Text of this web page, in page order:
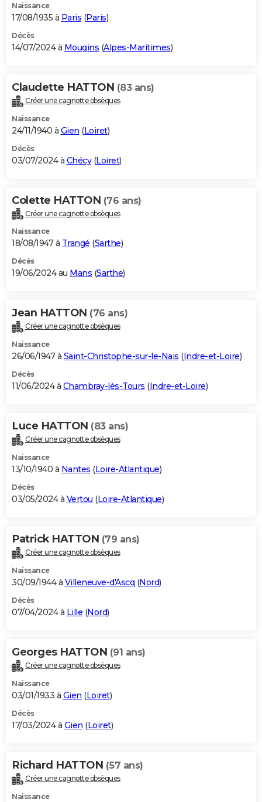
Naissance
17/08/1935 à Paris (Paris)
Décès
14/07/2024 à Mougins (Alpes-Maritimes)
Claudette HATTON (83 ans)
Créer une cagnotte obsèques
Naissance
24/11/1940 à Gien (Loiret)
Décès
03/07/2024 à Chécy(Loiret)
Colette HATTON (76 ans)
Créer une cagnotte obsèques
Naissance
18/08/1947 à Trangé (Sarthe)
Décès
19/06/2024 au Mans (Sarthe)
Jean HATTON (76 ans)
Créer une cagnotte obsèques
Naissance
26/06/1947 à Saint-Christophe-sur-le-Nais (Indre-et-Loire)
Décès
11/06/2024 à Chambray-lès-Tours (Indre-et-Loire)
Luce HATTON (83 ans)
Créer une cagnotte obsèques
Naissance
13/10/1940 à Nantes (Loire-Atlantique)
Décès
03/05/2024 à Vertou (Loire-Atlantique)
Patrick HATTON (79 ans)
Créer une cagnotte obsèques
Naissance
30/09/1944 à Villeneuve-d'Ascq (Nord)
Décès
07/04/2024 à Lille (Nord)
Georges HATTON (91 ans)
Créer une cagnotte obsèques
Naissance
03/01/1933 à Gien (Loiret)
Décès
17/03/2024 à Gien (Loiret)
Richard HATTON (57 ans)
Créer une cagnotte obsèques
Naissance